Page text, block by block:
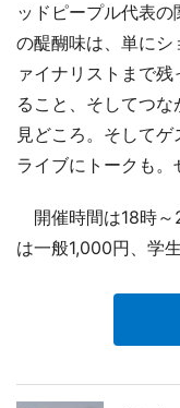
ッドピープル代表
の醍醐味は、単にシ
ァイナリストまで
ること、そしてつ
見どころ。そして
ライブにトークも。
開催時間は18時～
は一般1,000円、学